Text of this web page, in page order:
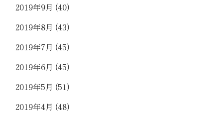
2019年9月 (40)
2019年8月 (43)
2019年7月 (45)
2019年6月 (45)
2019年5月 (51)
2019年4月 (48)